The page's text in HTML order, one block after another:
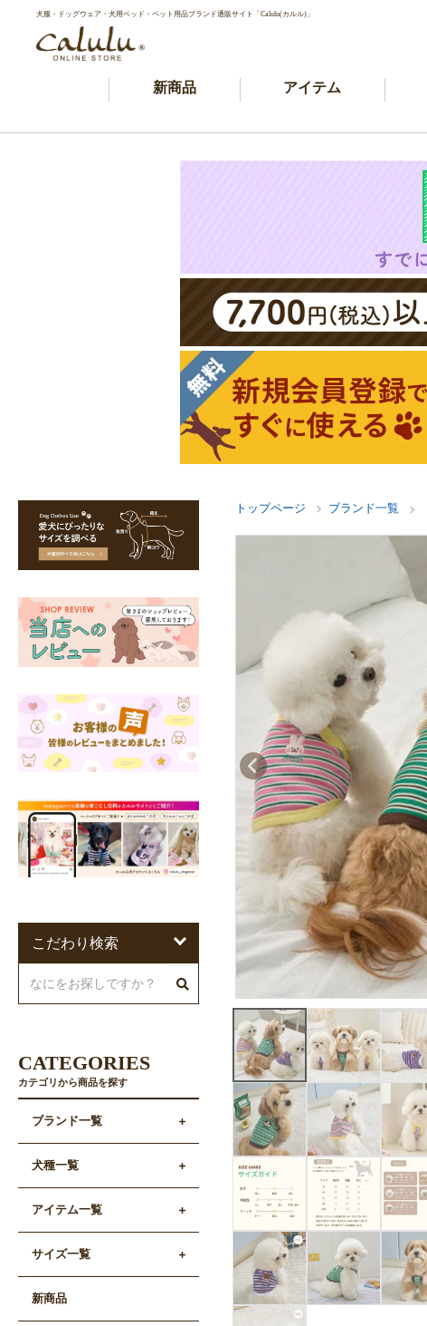
犬服・ドッグウェア・犬用ベッド・ペット用品ブランド通販サイト「Calulu(カルル)」
新商品 アイテム
トップページ ブランド一覧
こだわり検索
CATEGORIES
カテゴリから商品を探す
ブランド一覧
犬種一覧
アイテム一覧
サイズ一覧
新商品